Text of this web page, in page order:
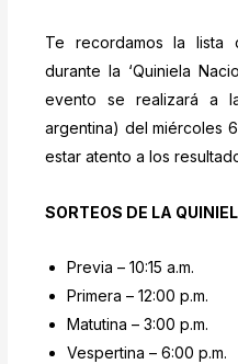
Te recordamos la lista
durante la ‘Quiniela
evento se realizará a
argentina) del miércoles
estar atento a los
SORTEOS DE LA
Previa – 10:15 a.m.
Primera – 12:00 p.m.
Matutina – 3:00 p.m.
Vespertina – 6:00 p.m.